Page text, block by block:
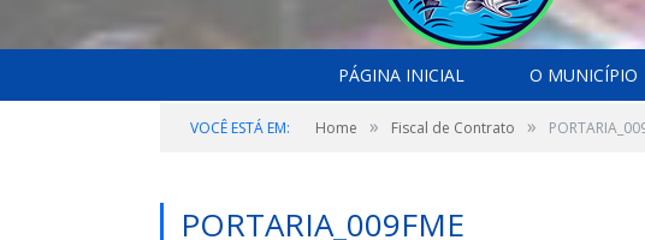
PÁGINA INICIAL O MUNICÍPIO
VOCÊ ESTÁ EM: Home » Fiscal de Contrato »
PORTARIA_009FME